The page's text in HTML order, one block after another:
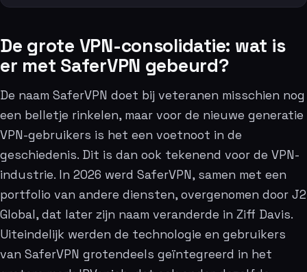
De grote VPN-consolidatie: wat is
er met SaferVPN gebeurd?
De naam SaferVPN doet bij veteranen misschien nog
een belletje rinkelen, maar voor de nieuwe generatie
VPN-gebruikers is het een voetnoot in de
geschiedenis. Dit is dan ook tekenend voor de VPN-
industrie. In 2026 werd SaferVPN, samen met een
portfolio van andere diensten, overgenomen door J2
Global, dat later zijn naam veranderde in Ziff Davis.
Uiteindelijk werden de technologie en gebruikers
van SaferVPN grotendeels geïntegreerd in het